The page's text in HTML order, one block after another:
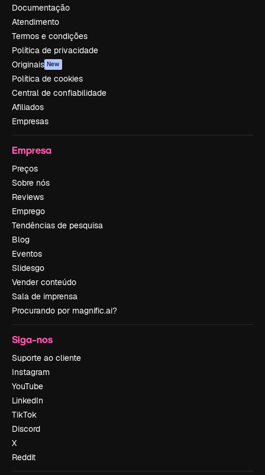
Documentação
Atendimento
Termos e condições
Política de privacidade
Originais New
Política de cookies
Central de confiabilidade
Afiliados
Empresas
Empresa
Preços
Sobre nós
Reviews
Emprego
Tendências de pesquisa
Blog
Eventos
Slidesgo
Vender conteúdo
Sala de imprensa
Procurando por magnific.ai?
Siga-nos
Suporte ao cliente
Instagram
YouTube
LinkedIn
TikTok
Discord
X
Reddit